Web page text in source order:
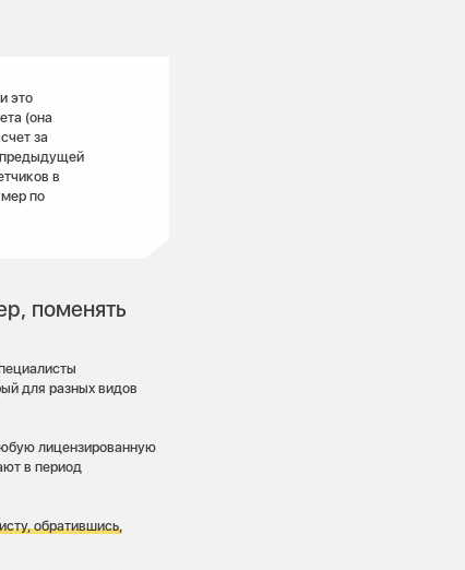
это
(она
за
предыдущей
в
по
поменять
для разных видов
лицензированную
в период
обратившись,